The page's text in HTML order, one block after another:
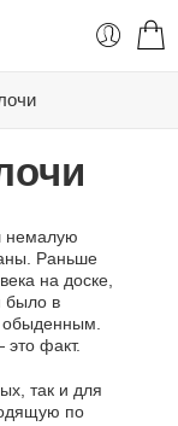
немалую
Раньше
на доске,
было в
обыденным.
факт.
так и для
по